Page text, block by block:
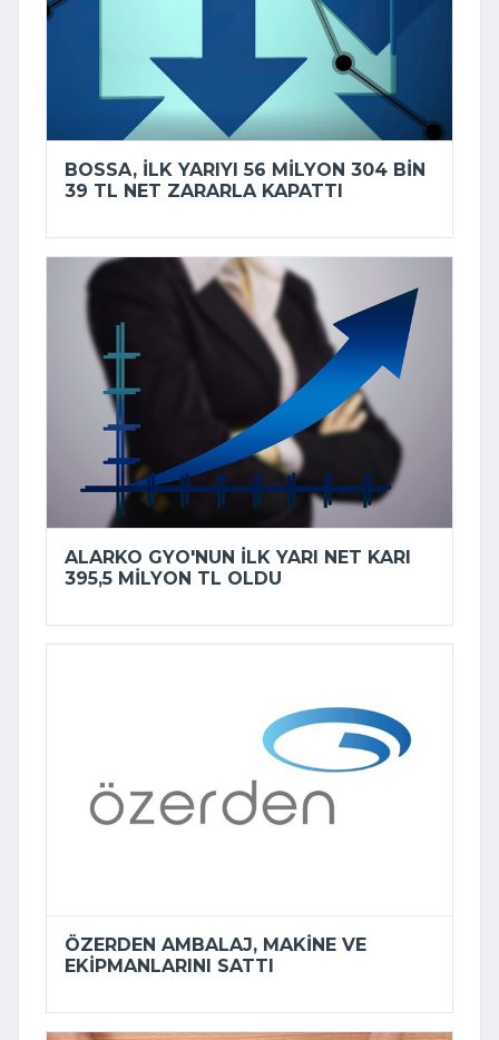
BOSSA, ILK YARIYI 56 MILYON 304 BIN
39 TL NET ZARARLA KAPATTI
ALARKO GYO'NUN ILK YARI NET KARI
395,5 MILYON TL OLDU
ÖZERDEN AMBALAJ, MAKINE VE
EKIPMANLARINI SATTI